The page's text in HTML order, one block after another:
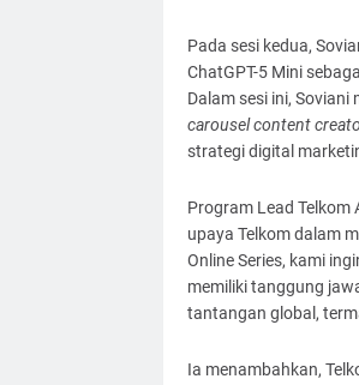
Pada sesi kedua,
ChatGPT-5 Mini
Dalam sesi ini,
carousel content
strategi digital
Program Lead
upaya Telkom dalam
Online Series, kami
memiliki tanggung
tantangan global,
Ia menambahkan,